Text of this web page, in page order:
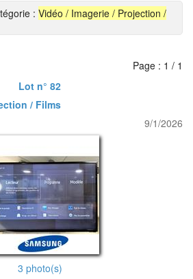
: Vidéo / Imagerie / Projection /
Page : 1 / 1
Lot n° 82
/ Films
9/1/2026
3 photo(s)